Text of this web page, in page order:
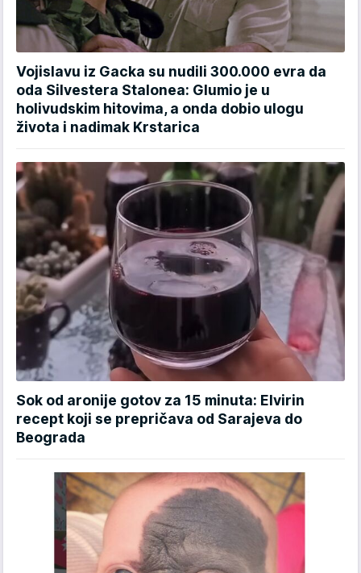
Vojislavu iz Gacka su nudili 300.000 evra da
oda Silvestera Stalonea: Glumio je u
holivudskim hitovima, a onda dobio ulogu
života i nadimak Krstarica
Sok od aronije gotov za 15 minuta: Elvirin
recept koji se prepričava od Sarajeva do
Beograda